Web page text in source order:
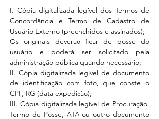
I. Cópia digitalizada legível dos Termos de
Concordância e Termo de Cadastro de
Usuário Externo (preenchidos e assinados);
Os originais deverão ficar de posse do
usuário e poderá ser solicitado pela
administração pública quando necessário;
II. Cópia digitalizada legível de documento
de identificação com foto, que conste o
CPF, RG (data expedição);
III. Cópia digitalizada legível de Procuração,
Termo de Posse, ATA ou outro documento